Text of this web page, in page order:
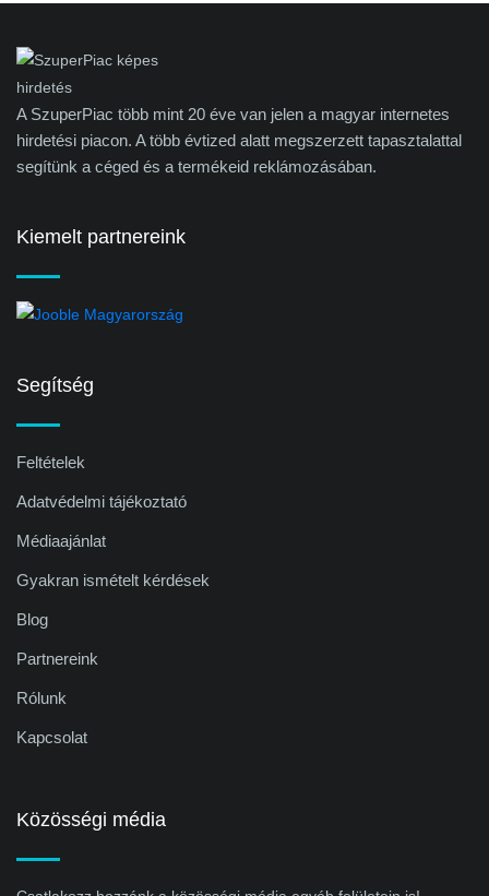
A SzuperPiac több mint 20 éve van jelen a magyar internetes
hirdetési piacon. A több évtized alatt megszerzett tapasztalattal
segítünk a céged és a termékeid reklámozásában.
Kiemelt partnereink
Segítség
Feltételek
Adatvédelmi tájékoztató
Médiaajánlat
Gyakran ismételt kérdések
Blog
Partnereink
Rólunk
Kapcsolat
Közösségi média